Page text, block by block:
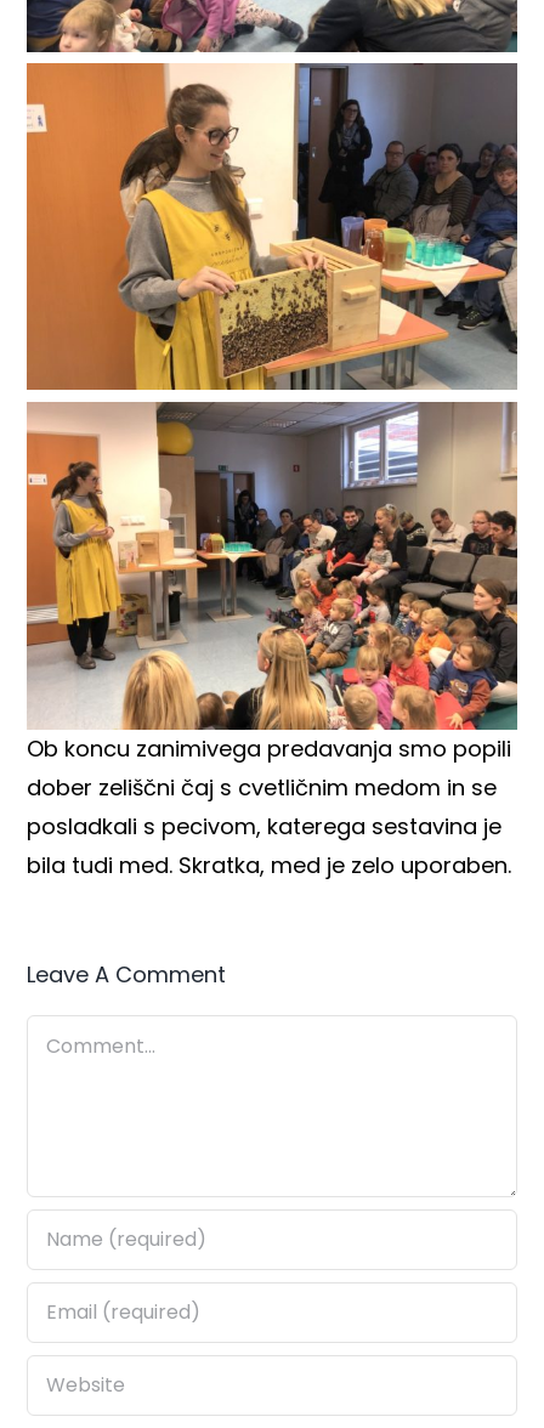
Ob koncu zanimivega predavanja smo popili
dober zeliščni čaj s cvetličnim medom in se
posladkali s pecivom, katerega sestavina je
bila tudi med. Skratka, med je zelo uporaben.
Leave A Comment
Comment